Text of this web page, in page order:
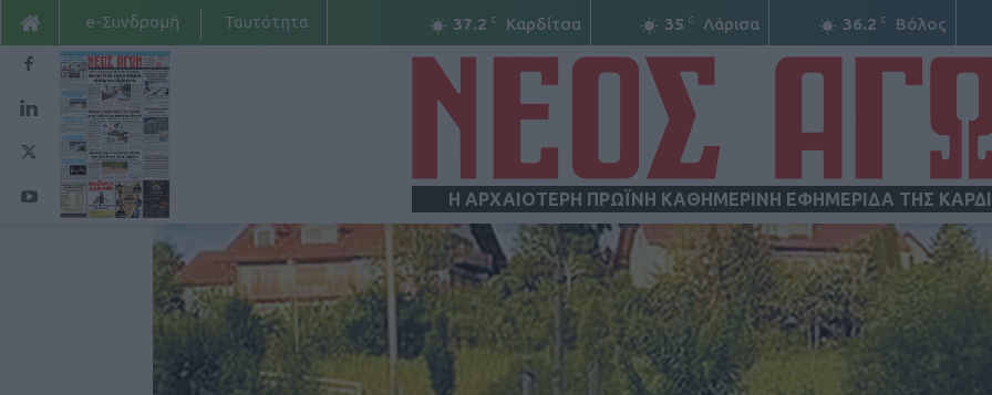
37.2 C Καρδίτσα 35 C Λάρισα 36.2 C Βόλος
e-Συνδρομή Ταυτότητα
Η ΑΡΧΑΙΟΤΕΡΗ ΠΡΩΪΝΗ ΚΑΘΗΜΕΡΙΝΗ ΕΦΗΜΕΡΙΔΑ ΤΗΣ
ΝΕΟΣ